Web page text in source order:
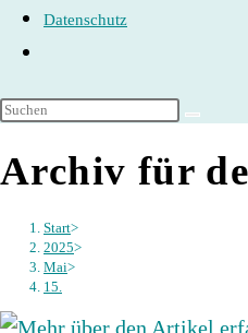
Datenschutz
umschalten
Archiv für
Start>
2025>
Mai>
15.